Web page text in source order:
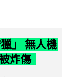
」 無人機
炸傷